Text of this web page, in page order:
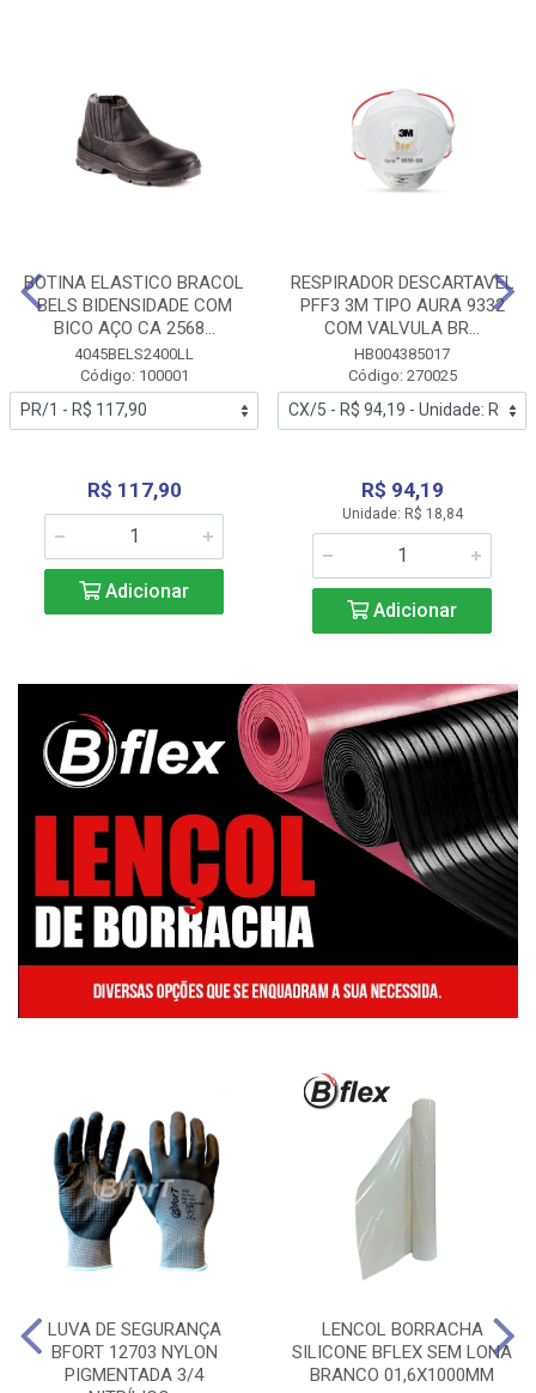
BOTINA ELASTICO BRACOL
BELS BIDENSIDADE COM
BICO AÇO CA 2568...
4045BELS2400LL
Código: 100001
R$ 117,90
Adicionar
RESPIRADOR DESCARTAVEL
PFF3 3M TIPO AURA 9332
COM VALVULA BR...
HB004385017
Código: 270025
R$ 94,19
Unidade: R$ 18,84
Adicionar
LUVA DE SEGURANÇA
BFORT 12703 NYLON
PIGMENTADA 3/4
LENCOL BORRACHA
SILICONE BFLEX SEM LONA
BRANCO 01,6X1000MM